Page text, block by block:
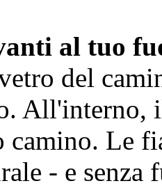
al tuo
del
camino. Le
- e senza